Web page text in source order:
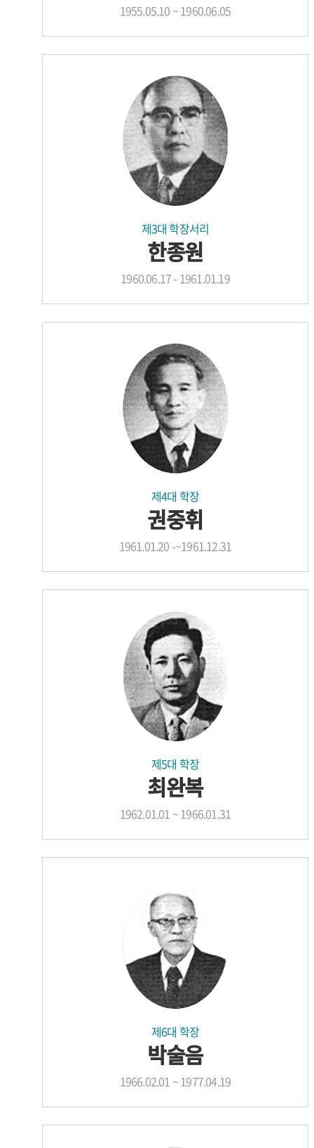
1955.05.10 ~ 1960.06.05
제3대 학장서리
한종원
1960.06.17 - 1961.01.19
제4대 학장
권중휘
1961.01.20 -~1961.12.31
제5대 학장
최완복
1962.01.01 ~ 1966.01.31
제6대 학장
박술음
1966.02.01 ~ 1977.04.19